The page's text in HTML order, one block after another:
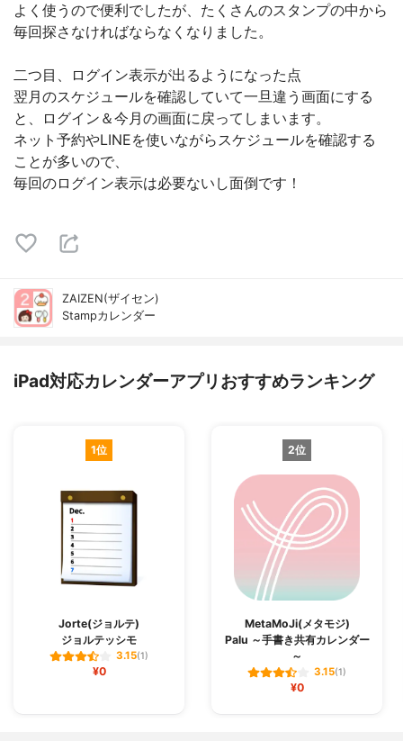
よく使うので便利でしたが、たくさんのスタンプの中から
毎回探さなければならなくなりました。
二つ目、ログイン表示が出るようになった点
翌月のスケジュールを確認していて一旦違う画面にする
と、ログイン＆今月の画面に戻ってしまいます。
ネット予約やLINEを使いながらスケジュールを確認する
ことが多いので、
毎回のログイン表示は必要ないし面倒です！
ZAIZEN(ザイセン)
Stampカレンダー
iPad対応カレンダーアプリおすすめランキング
1位
Jorte(ジョルテ)
ジョルテッシモ
3.15(1)
¥0
2位
MetaMoJi(メタモジ)
Palu ～手書き共有カレンダー
～
3.15(1)
¥0